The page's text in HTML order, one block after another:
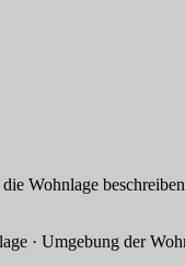
beschreiben ·
der Wohnung